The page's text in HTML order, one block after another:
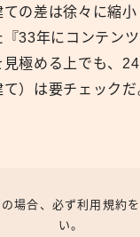
の差は徐々に縮
33年にコンテン
極める上でも、
）は要チェック
場合、必ず利用規約
い。